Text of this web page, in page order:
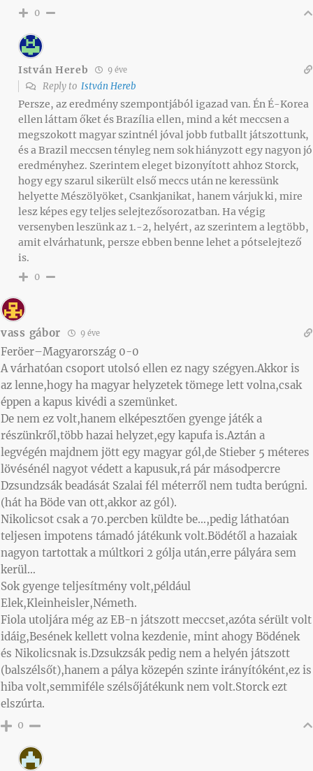
0
István Hereb 9 éve
Reply to István Hereb
Persze, az eredmény szempontjából igazad van. Én É-Korea
ellen láttam őket és Brazília ellen, mind a két meccsen a
megszokott magyar szintnél jóval jobb futballt játszottunk,
és a Brazil meccsen tényleg nem sok hiányzott egy nagyon jó
eredményhez. Szerintem eleget bizonyított ahhoz Storck,
hogy egy szarul sikerült első meccs után ne keressünk
helyette Mészölyöket, Csankjanikat, hanem várjuk ki, mire
lesz képes egy teljes selejtezősorozatban. Ha végig
versenyben leszünk az 1.-2, helyért, az szerintem a legtöbb,
amit elvárhatunk, persze ebben benne lehet a pótselejtező
is.
0
vass gábor 9 éve
Feröer–Magyarország 0-0
A várhatóan csoport utolsó ellen ez nagy szégyen.Akkor is
az lenne,hogy ha magyar helyzetek tömege lett volna,csak
éppen a kapus kivédi a szemünket.
De nem ez volt,hanem elképesztően gyenge játék a
részünkről,több hazai helyzet,egy kapufa is.Aztán a
legvégén majdnem jött egy magyar gól,de Stieber 5 méteres
lövésénél nagyot védett a kapusuk,rá pár másodpercre
Dzsundzsák beadását Szalai fél méterről nem tudta berúgni.
(hát ha Böde van ott,akkor az gól).
Nikolicsot csak a 70.percben küldte be…,pedig láthatóan
teljesen impotens támadó játékunk volt.Bödétől a hazaiak
nagyon tartottak a múltkori 2 gólja után,erre pályára sem
kerül…
Sok gyenge teljesítmény volt,például
Elek,Kleinheisler,Németh.
Fiola utoljára még az EB-n játszott meccset,azóta sérült volt
idáig,Besének kellett volna kezdenie, mint ahogy Bödének
és Nikolicsnak is.Dzsukzsák pedig nem a helyén játszott
(balszélsőt),hanem a pálya közepén szinte irányítóként,ez is
hiba volt,semmiféle szélsőjátékunk nem volt.Storck ezt
elszúrta.
0